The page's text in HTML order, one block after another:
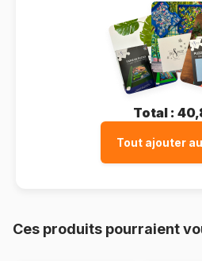
Total :
Tout ajouter
Ces produits pourraient